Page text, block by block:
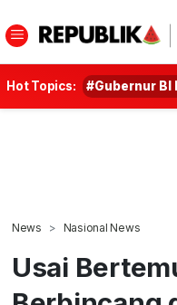
Hot Topics: #Gubernur BI
News Nasional News
Usai